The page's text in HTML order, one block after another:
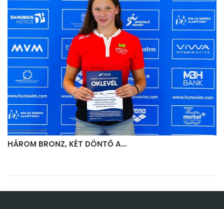
HÁROM BRONZ, KÉT DÖNTŐ A…